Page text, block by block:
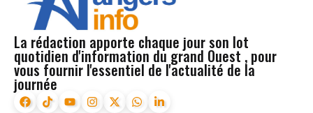
La rédaction apporte chaque jour son lot
quotidien d'information du grand Ouest , pour
vous fournir l'essentiel de l'actualité de la
journée